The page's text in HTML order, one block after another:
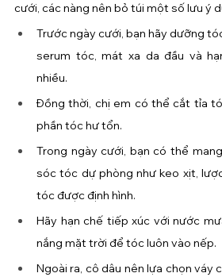
cưới, các nàng nên bỏ túi một số lưu ý
Trước ngày cưới, bạn hãy dưỡng
serum tóc, mát xa da đầu và
nhiều.
Đồng thời, chị em có thể cắt tỉa
phần tóc hư tổn.
Trong ngày cưới, bạn có thể
sóc tóc dự phòng như keo xịt,
tóc được định hình.
Hãy hạn chế tiếp xúc với nước
nắng mặt trời để tóc luôn vào nếp.
Ngoài ra, cô dâu nên lựa chọn váy